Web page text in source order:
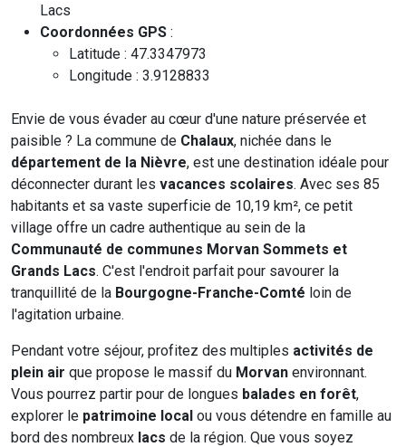
Lacs
Coordonnées GPS :
Latitude : 47.3347973
Longitude : 3.9128833
Envie de vous évader au cœur d'une nature préservée et
paisible ? La commune de Chalaux, nichée dans le
département de la Nièvre, est une destination idéale pour
déconnecter durant les vacances scolaires. Avec ses 85
habitants et sa vaste superficie de 10,19 km², ce petit
village offre un cadre authentique au sein de la
Communauté de communes Morvan Sommets et
Grands Lacs. C'est l'endroit parfait pour savourer la
tranquillité de la Bourgogne-Franche-Comté loin de
l'agitation urbaine.
Pendant votre séjour, profitez des multiples activités de
plein air que propose le massif du Morvan environnant.
Vous pourrez partir pour de longues balades en forêt,
explorer le patrimoine local ou vous détendre en famille au
bord des nombreux lacs de la région. Que vous soyez